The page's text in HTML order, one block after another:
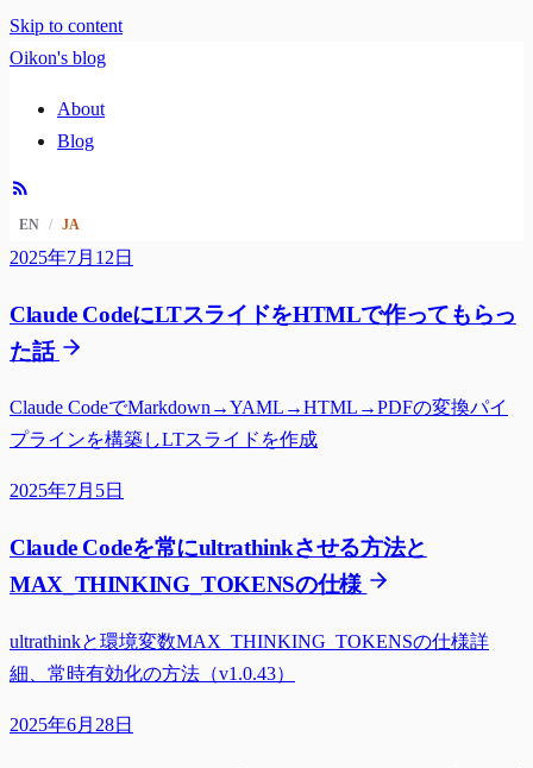
Skip to content
Oikon's blog
About
Blog
EN / JA
2025年7月12日
Claude CodeにLTスライドをHTMLで作ってもらっ
た話
Claude CodeでMarkdown→YAML→HTML→PDFの変換パイ
プラインを構築しLTスライドを作成
2025年7月5日
Claude Codeを常にultrathinkさせる方法と
MAX_THINKING_TOKENSの仕様
ultrathinkと環境変数MAX_THINKING_TOKENSの仕様詳
細、常時有効化の方法（v1.0.43）
2025年6月28日